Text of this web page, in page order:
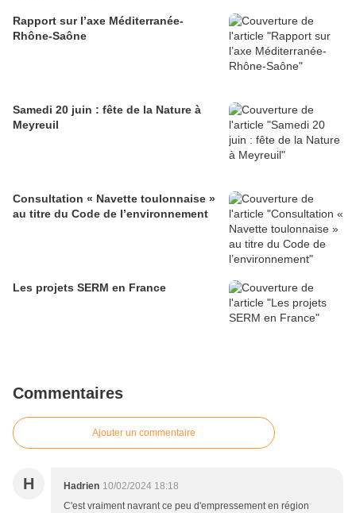
Rapport sur l’axe Méditerranée-
Rhône-Saône
Samedi 20 juin : fête de la Nature à
Meyreuil
Consultation « Navette toulonnaise »
au titre du Code de l’environnement
Les projets SERM en France
Commentaires
Ajouter un commentaire
H Hadrien 10/02/2024 18:18
C'est vraiment navrant ce peu d'empressement en région